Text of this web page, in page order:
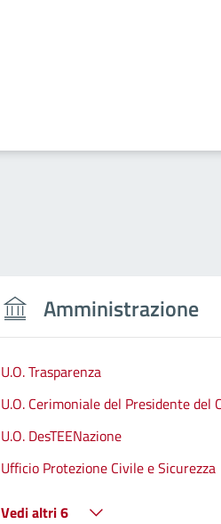
Amministrazione
U.O. Trasparenza
U.O. Cerimoniale del Presidente del
U.O. DesTEENazione
Ufficio Protezione Civile e Sicurezza
Vedi altri 6